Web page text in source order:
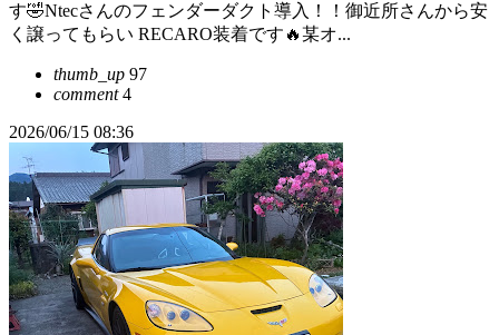
す🤣Ntecさんのフェンダーダクト導入！！御近所さんから安
く譲ってもらい RECARO装着です🔥某オ...
thumb_up 97
comment4
2026/06/15 08:36